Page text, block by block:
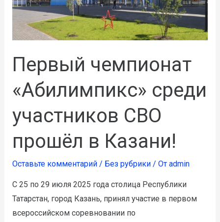
Первый чемпионат
«Абилимпикс» среди
участников СВО
прошёл в Казани!
Оставьте комментарий / Без рубрики/ От admin
С 25 по 29 июля 2025 года столица Республики
Татарстан, город Казань, принял участие в первом
всероссийском соревновании по